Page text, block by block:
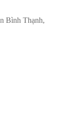
Bình Thạnh,